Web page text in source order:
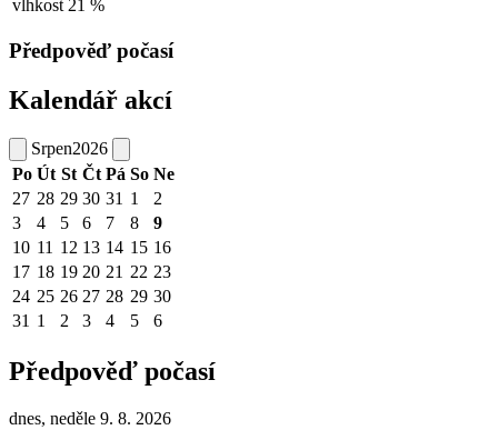
vlhkost 21 %
Předpověď počasí
Kalendář akcí
Srpen2026
Po Út St Čt Pá So Ne
27 28 29 30 31 1
2
3
4 5 6 7 8
9
10 11 12 13 14 15 16
17 18 19 20 21 22 23
24 25 26 27 28 29 30
31 1 2 3 4 5 6
Předpověď počasí
dnes, neděle 9. 8. 2026